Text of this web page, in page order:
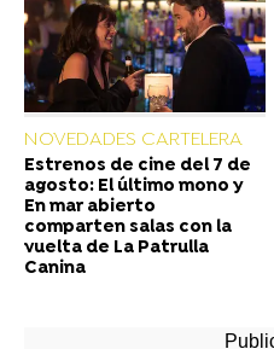
NOVEDADES CARTELERA
Estrenos de cine del 7 de
agosto: El último mono y
En mar abierto
comparten salas con la
vuelta de La Patrulla
Canina